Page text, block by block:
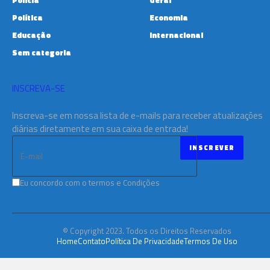
Política
Economia
Educação
Internacional
Sem categoria
INSCREVA-SE
Inscreva-se em nossa lista de e-mails para receber atualizações
diárias diretamente em sua caixa de entrada!
Eu concordo com o termos e Condições
© Copyright 2023. Todos os Direitos Reservados
HomeContatoPolítica De PrivacidadeTermos De Uso